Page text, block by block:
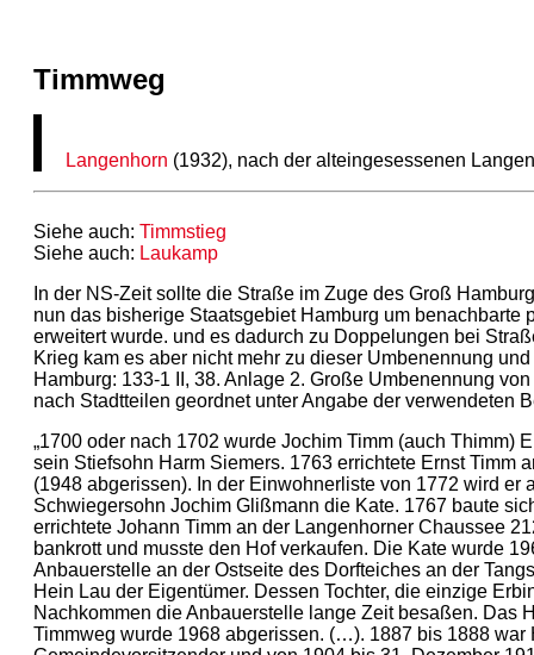
Timmweg
Langenhorn (1932), nach der alteingesessenen
Siehe auch: Timmstieg
Siehe auch: Laukamp
In der NS-Zeit sollte die Straße im Zuge des Groß
nun das bisherige Staatsgebiet Hamburg um
erweitert wurde. und es dadurch zu Doppelungen bei
Krieg kam es aber nicht mehr zu dieser Umbenennung
Hamburg: 133-1 II, 38. Anlage 2. Große Umbenennung
nach Stadtteilen geordnet unter Angabe der verwendeten
„1700 oder nach 1702 wurde Jochim Timm (auch Thimm)
sein Stiefsohn Harm Siemers. 1763 errichtete Ernst Timm
(1948 abgerissen). In der Einwohnerliste von 1772 wird er
Schwiegersohn Jochim Glißmann die Kate. 1767 baute
errichtete Johann Timm an der Langenhorner Chaussee
bankrott und musste den Hof verkaufen. Die Kate wurde
Anbauerstelle an der Ostseite des Dorfteiches an der
Hein Lau der Eigentümer. Dessen Tochter, die einzige
Nachkommen die Anbauerstelle lange Zeit besaßen. Das
Timmweg wurde 1968 abgerissen. (…). 1887 bis 1888 war